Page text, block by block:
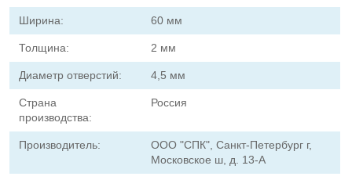
Ширина: 60 мм
Толщина: 2 мм
Диаметр отверстий: 4,5 мм
Страна
производства:
Россия
Производитель:
ООО "СПК", Санкт-Петербург г,
Московское ш, д. 13-А